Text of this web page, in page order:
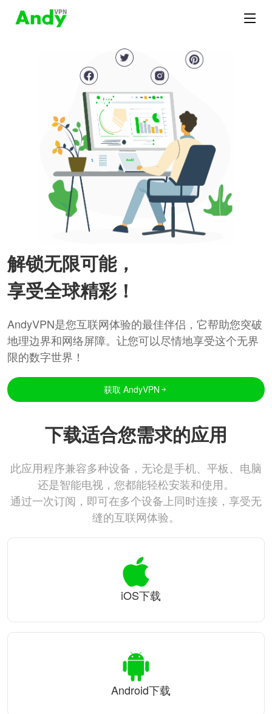
解锁无限可能，
享受全球精彩！
AndyVPN是您互联网体验的最佳伴侣，它帮助您突破
地理边界和网络屏障。让您可以尽情地享受这个无界
限的数字世界！
获取 AndyVPN
下载适合您需求的应用
此应用程序兼容多种设备，无论是手机、平板、电脑
还是智能电视，您都能轻松安装和使用。
通过一次订阅，即可在多个设备上同时连接，享受无
缝的互联网体验。
iOS下载
Android下载